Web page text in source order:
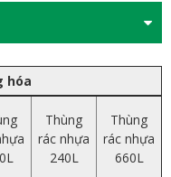
hóa
Thùng
rác nhựa
240L
Thùng
rác nhựa
660L